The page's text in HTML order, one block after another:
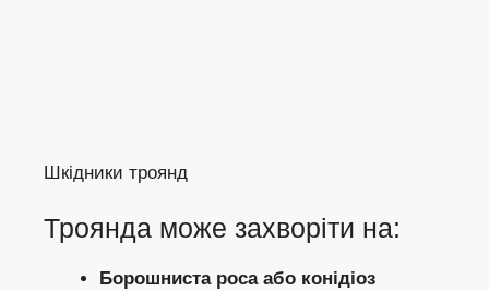
Шкідники троянд
Троянда може захворіти на:
Борошниста роса або конідіоз